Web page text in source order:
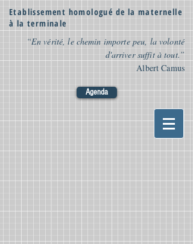
Etablissement homologué de la maternelle
à la terminale
“En vérité, le chemin importe peu, la volonté
d'arriver suffit à tout.”
Albert Camus
Agenda